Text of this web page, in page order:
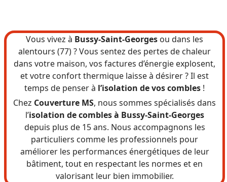
Vous vivez à Bussy-Saint-Georges ou dans les
alentours (77) ? Vous sentez des pertes de chaleur
dans votre maison, vos factures d’énergie explosent,
et votre confort thermique laisse à désirer ? Il est
temps de penser à l’isolation de vos combles !
Chez Couverture MS, nous sommes spécialisés dans
l’isolation de combles à Bussy-Saint-Georges
depuis plus de 15 ans. Nous accompagnons les
particuliers comme les professionnels pour
améliorer les performances énergétiques de leur
bâtiment, tout en respectant les normes et en
valorisant leur bien immobilier.